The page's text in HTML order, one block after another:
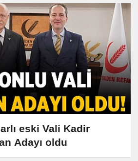
eski Vali Kadir
Adayı oldu